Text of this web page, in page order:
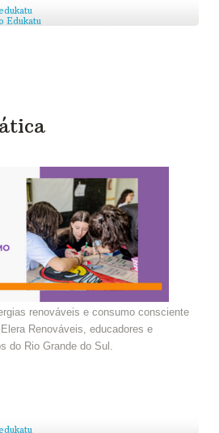
Edukatu
renováveis e consumo consciente
Renováveis, educadores e
do Rio Grande do Sul.